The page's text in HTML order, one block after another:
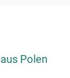
aus Polen